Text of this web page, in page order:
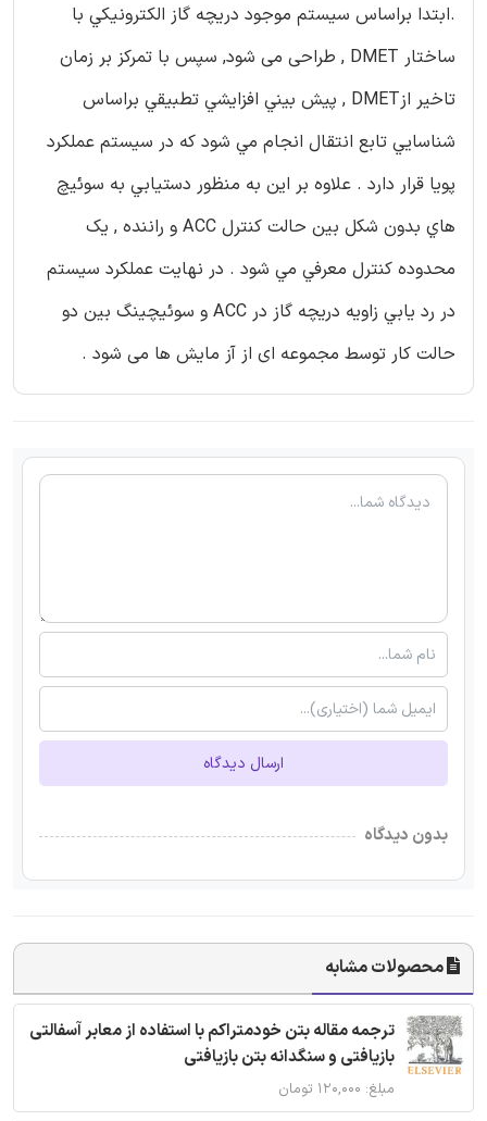
.ابتدا براساس سيستم موجود دريچه گاز الكترونيكي با
ساختار DMET , طراحی می شود, سپس با تمرکز بر زمان
تاخیر ازDMET , پيش بيني افزايشي تطبيقي براساس
شناسايي تابع انتقال انجام مي شود كه در سيستم عملكرد
پويا قرار دارد . علاوه بر اين به منظور دستيابي به سوئيچ
هاي بدون شکل بین حالت کنترل ACC و راننده , یک
محدوده كنترل معرفي مي شود . در نهايت عملكرد سيستم
در رد يابي زاويه دریچه گاز در ACC و سوئیچینگ بین دو
حالت کار توسط مجموعه ای از آز مایش ها می شود .
ارسال دیدگاه
بدون دیدگاه
محصولات مشابه
ترجمه مقاله بتن خودمتراکم با استفاده از معابر آسفالتی
بازیافتی و سنگدانه بتن بازیافتی
مبلغ: ۱۲۰,۰۰۰ تومان